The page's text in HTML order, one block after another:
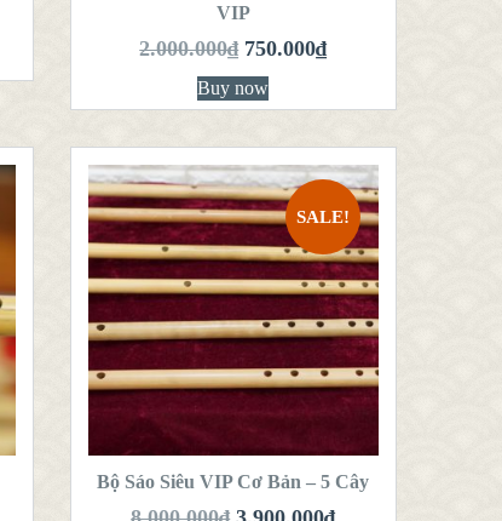
VIP
2.000.000₫ 750.000₫
Buy now
SALE!
VIEW DETAILS
THÊM VÀO GIỎ
HÀNG
Bộ Sáo Siêu VIP Cơ Bản – 5 Cây